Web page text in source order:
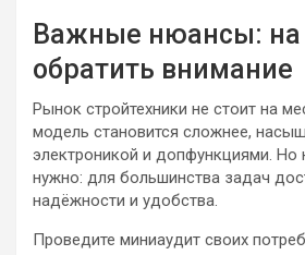
Важные нюансы: на
обратить внимание
Рынок стройтехники не стоит на
модель становится сложнее,
электроникой и допфункциями. Но
нужно: для большинства задач
надёжности и удобства.
Проведите миниаудит своих